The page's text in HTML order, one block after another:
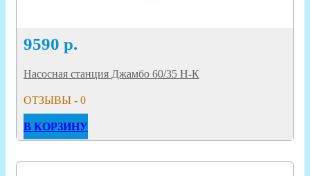
9590 р.
Насосная станция Джамбо 60/35 Н-К
ОТЗЫВЫ - 0
В КОРЗИНУ